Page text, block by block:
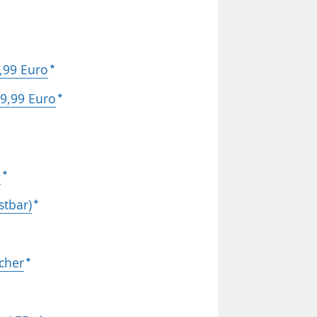
Euro
Euro